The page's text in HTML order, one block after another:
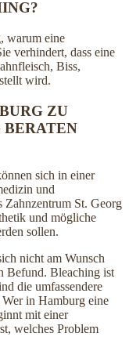
warum eine
verhindert, dass eine
Biss,
wird.
ZU
BERATEN
sich in einer
und
Zahnzentrum St. Georg
und mögliche
sollen.
nicht am Wunsch
Befund. Bleaching ist
die umfassendere
in Hamburg eine
mit einer
welches Problem